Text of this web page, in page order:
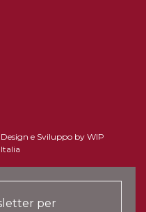
Design e Sviluppo by WIP
Italia
per